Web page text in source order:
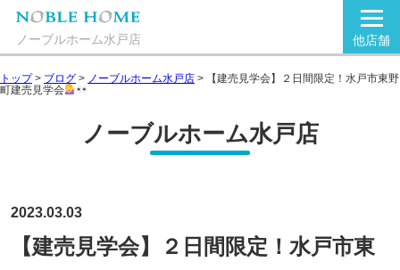
ノーブルホーム水戸店 他店舗
トップ> ブログ > ノーブルホーム水戸店 >
【建売見学会】２日間限定！水戸市東野
町建売見学会
ノーブルホーム水戸店
2023.03.03
【建売見学会】２日間限定！水戸市東